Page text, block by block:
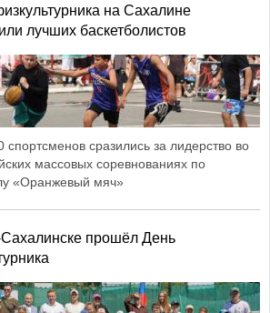
на Сахалине
лучших баскетболистов
спортсменов сразились за лидерство во
массовых соревнованиях по
«Оранжевый мяч»
прошёл День